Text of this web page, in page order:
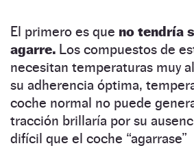
El primero es que no tendría
agarre. Los compuestos de
necesitan temperaturas muy
su adherencia óptima,
coche normal no puede
tracción brillaría por su
difícil que el coche “agarrase”